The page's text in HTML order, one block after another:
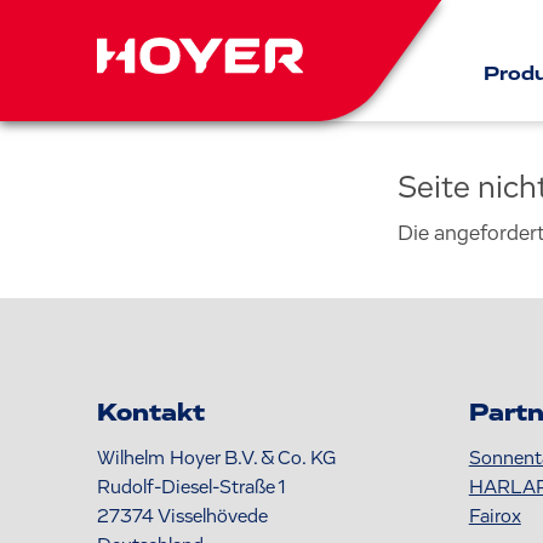
Seite
Die
Kontakt
Wilhelm Hoyer B.V. & Co. KG
Rudolf-Diesel-Straße 1
27374Visselhövede
Fairox